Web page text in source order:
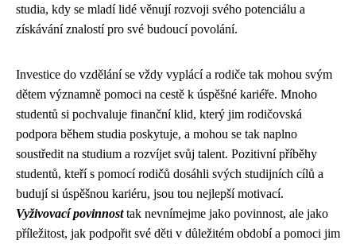
studia, kdy se mladí lidé věnují rozvoji svého potenciálu a
získávání znalostí pro své budoucí povolání.
Investice do vzdělání se vždy vyplácí a rodiče tak mohou svým
dětem významně pomoci na cestě k úspěšné kariéře. Mnoho
studentů si pochvaluje finanční klid, který jim rodičovská
podpora během studia poskytuje, a mohou se tak naplno
soustředit na studium a rozvíjet svůj talent. Pozitivní příběhy
studentů, kteří s pomocí rodičů dosáhli svých studijních cílů a
budují si úspěšnou kariéru, jsou tou nejlepší motivací.
Vyživovací povinnosttak nevnímejme jako povinnost, ale jako
příležitost, jak podpořit své děti v důležitém období a pomoci jim